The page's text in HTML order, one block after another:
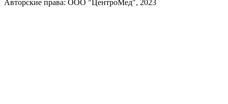
Авторские права: ООО "ЦентроМед", 2023